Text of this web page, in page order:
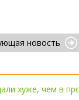
новость
хуже, чем в